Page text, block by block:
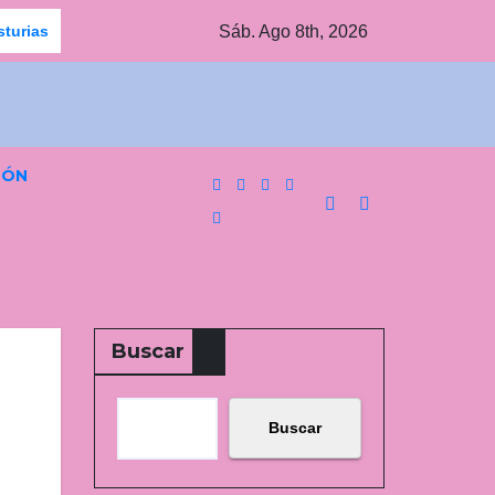
Jornada agridulce para los equipos pinteños en
Sáb. Ago 8th, 2026
Buscar
Buscar